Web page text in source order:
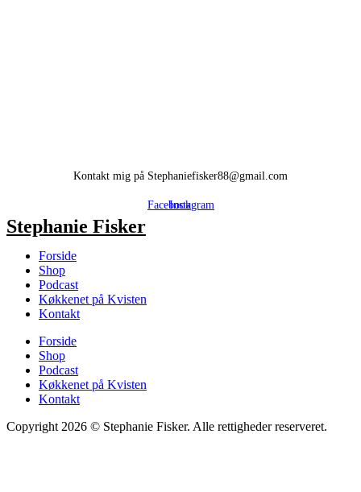
Kontakt mig på Stephaniefisker88@gmail.com
FacebookInstagram
Stephanie Fisker
Forside
Shop
Podcast
Køkkenet på Kvisten
Kontakt
Forside
Shop
Podcast
Køkkenet på Kvisten
Kontakt
Copyright 2026 © Stephanie Fisker. Alle rettigheder reserveret.